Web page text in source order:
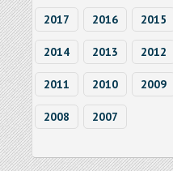
2017 2016 2015
2014 2013 2012
2011 2010 2009
2008 2007